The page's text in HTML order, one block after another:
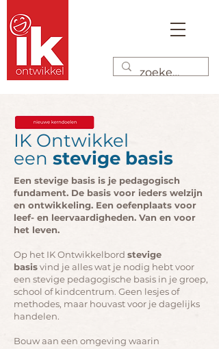
IK Ontwikkel
een stevige basis
Een stevige basis is je pedagogisch
fundament. De basis voor ieders welzijn
en ontwikkeling. Een oefenplaats voor
leef- en leervaardigheden. Van en voor
het leven.
Op het IK Ontwikkelbord stevige
basisvind je alles wat je nodig hebt voor
een stevige pedagogische basis in je groep,
school of kindcentrum. Geen lesjes of
methodes, maar houvast voor je dagelijks
handelen.
Bouw aan een omgeving waarin